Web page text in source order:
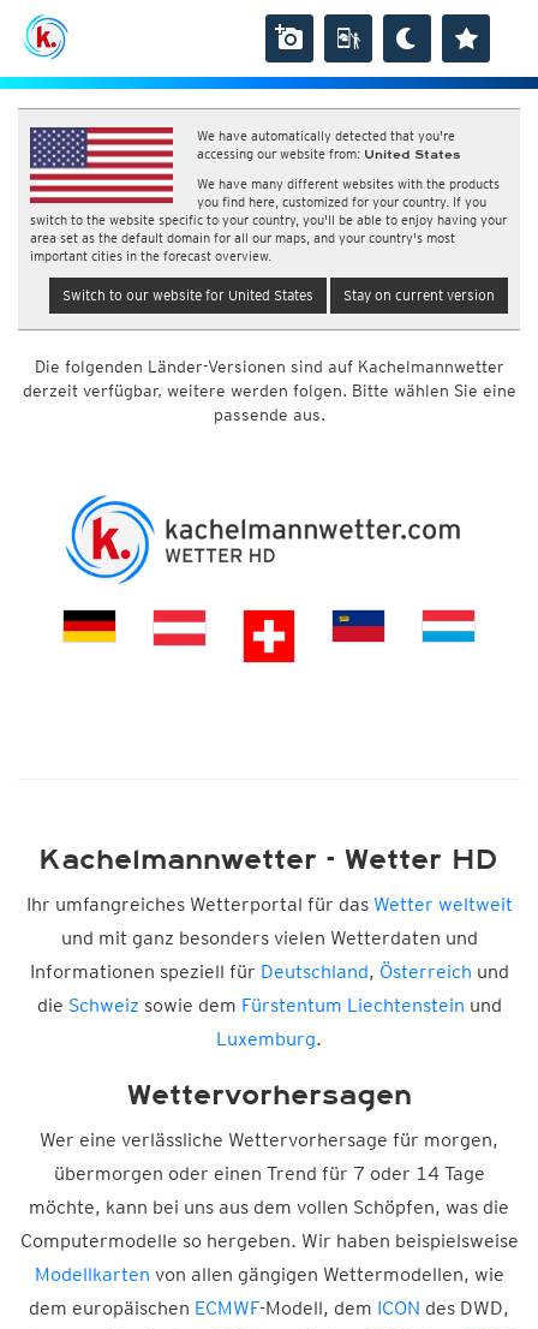
We have automatically detected that you're
accessing our website from: United States
We have many different websites with the products
you find here, customized for your country. If you
switch to the website specific to your country, you'll be able to enjoy having your
area set as the default domain for all our maps, and your country's most
important cities in the forecast overview.
Switch to our website for United States Stay on current version
Die folgenden Länder-Versionen sind auf Kachelmannwetter
derzeit verfügbar, weitere werden folgen. Bitte wählen Sie eine
passende aus.
Kachelmannwetter - Wetter HD
Ihr umfangreiches Wetterportal für das Wetter weltweit
und mit ganz besonders vielen Wetterdaten und
Informationen speziell für Deutschland, Österreich und
die Schweiz sowie dem Fürstentum Liechtenstein und
Luxemburg.
Wettervorhersagen
Wer eine verlässliche Wettervorhersage für morgen,
übermorgen oder einen Trend für 7 oder 14 Tage
möchte, kann bei uns aus dem vollen Schöpfen, was die
Computermodelle so hergeben. Wir haben beispielsweise
Modellkarten von allen gängigen Wettermodellen, wie
dem europäischen ECMWF-Modell, dem ICON des DWD,